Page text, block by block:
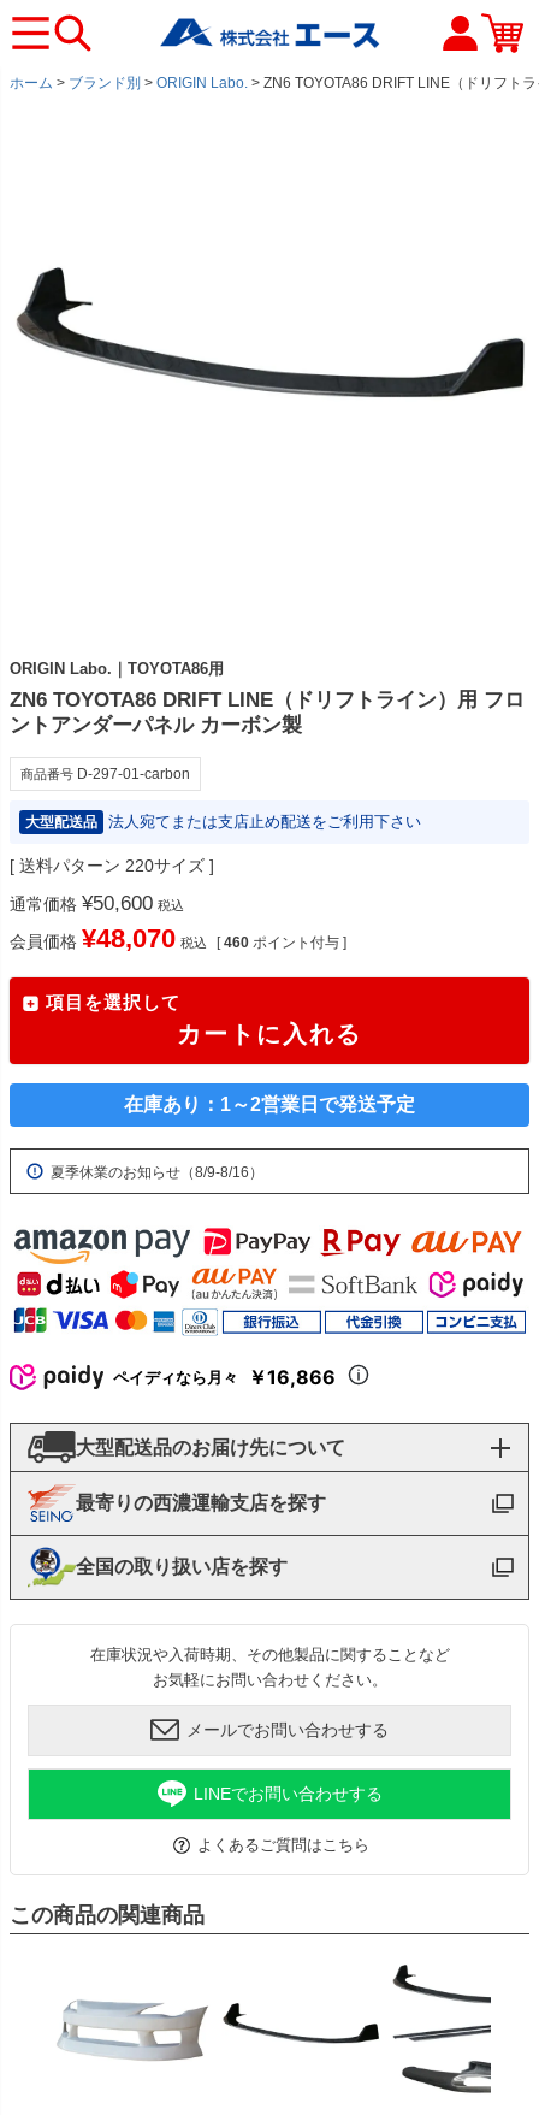
ホーム ブランド別 ORIGIN Labo. ZN6 TOYOTA86 DRIFT LINE（ドリフト
ORIGIN Labo.｜TOYOTA86用
ZN6 TOYOTA86 DRIFT LINE（ドリフトライン）用 フロ
ントアンダーパネル カーボン製
商品番号 D-297-01-carbon
大型配送品 法人宛てまたは支店止め配送をご利用下さい
送料パターン 220サイズ
通常価格 ¥50,600 税込
会員価格 ¥48,070 税込 [ 460 ポイント付与 ]
項目を選択して
カートに入れる
在庫あり：1～2営業日で発送予定
夏季休業のお知らせ（8/9-8/16）
ペイディなら月々 ￥16,866
大型配送品のお届け先について
最寄りの西濃運輸支店を探す
全国の取り扱い店を探す
在庫状況や入荷時期、その他製品に関することなど
お気軽にお問い合わせください。
メールでお問い合わせする
LINEでお問い合わせする
よくあるご質問はこちら
この商品の関連商品